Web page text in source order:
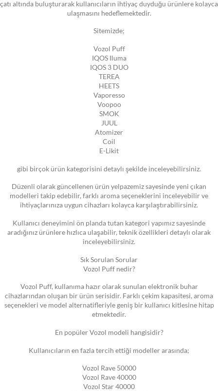
çatı altında buluşturarak kullanıcıların ihtiyaç duyduğu ürünlere kolayca
ulaşmasını hedeflemektedir.
Sitemizde;
Vozol Puff
IQOS Iluma
IQOS 3 DUO
TEREA
HEETS
Vaporesso
Voopoo
SMOK
JUUL
Atomizer
Coil
E-Likit
gibi birçok ürün kategorisini detaylı şekilde inceleyebilirsiniz.
Düzenli olarak güncellenen ürün yelpazemiz sayesinde yeni çıkan
modelleri takip edebilir, farklı aroma seçeneklerini inceleyebilir ve
ihtiyaçlarınıza uygun cihazları kolayca karşılaştırabilirsiniz.
Kullanıcı deneyimini ön planda tutan kategori yapımız sayesinde
aradığınız ürünlere hızlıca ulaşabilir, teknik özellikleri detaylı olarak
inceleyebilirsiniz.
Sık Sorulan Sorular
Vozol Puff nedir?
Vozol Puff, kullanıma hazır olarak sunulan elektronik buhar
cihazlarından oluşan bir ürün serisidir. Farklı çekim kapasitesi, aroma
seçenekleri ve model alternatifleriyle geniş bir kullanıcı kitlesine hitap
etmektedir.
En popüler Vozol modeli hangisidir?
Kullanıcıların en fazla tercih ettiği modeller arasında;
Vozol Rave 50000
Vozol Rave 40000
Vozol Star 40000